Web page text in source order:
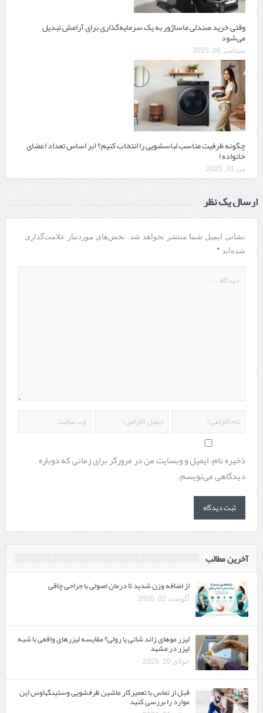
وقتی خرید صندلی ماساژور به یک سرمایه‌گذاری برای آرامش تبدیل
می‌شود
سپتامبر 06, 2025
چگونه ظرفیت مناسب لباسشویی را انتخاب کنیم؟ (بر اساس تعداد اعضای
خانواده)
می 31, 2025
ارسال یک نظر
نشانی ایمیل شما منتشر نخواهد شد.
بخش‌های موردنیاز علامت‌گذاری
شده‌اند *
ذخیره نام، ایمیل و وبسایت من در مرورگر برای زمانی که دوباره
دیدگاهی می‌نویسم.
آخرین مطالب
از اضافه وزن شدید تا درمان اصولی با جراحی چاقی
آگوست 02, 2026
لیزر موهای زائد شاتی یا رولی؟ مقایسه لیزرهای واقعی با شبه‌
لیزر در مشهد
جولای 20, 2026
قبل از تماس با تعمیرکار ماشین ظرفشویی وستینگهاوس این
موارد را بررسی کنید